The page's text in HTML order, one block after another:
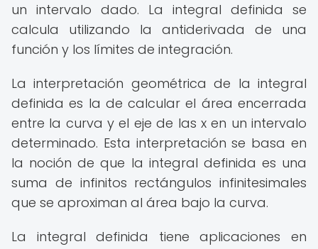
un intervalo dado. La integral definida se
calcula utilizando la antiderivada de una
función y los límites de integración.
La interpretación geométrica de la integral
definida es la de calcular el área encerrada
entre la curva y el eje de las x en un intervalo
determinado. Esta interpretación se basa en
la noción de que la integral definida es una
suma de infinitos rectángulos infinitesimales
que se aproximan al área bajo la curva.
La integral definida tiene aplicaciones en